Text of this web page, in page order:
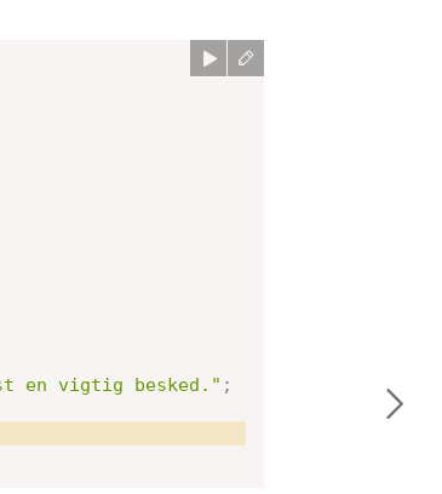
en vigtig besked." ;